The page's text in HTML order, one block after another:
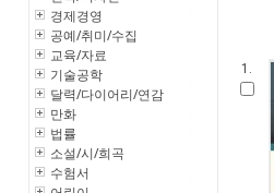
경제경영
공예/취미/수집
교육/자료
기술공학
달력/다이어리/연감
만화
법률
소설/시/희곡
수험서
1.